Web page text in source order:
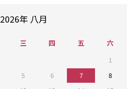
2026年 八月
三 四 五 六
1
5 6 7
8